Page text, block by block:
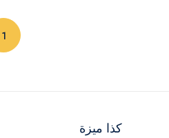
1
كذا ميزة